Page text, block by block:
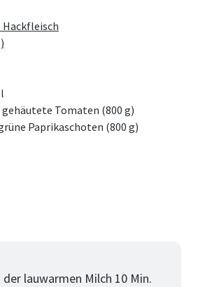
Tomaten (800 g)
Paprikaschoten (800 g)
lauwarmen Milch 10 Min.